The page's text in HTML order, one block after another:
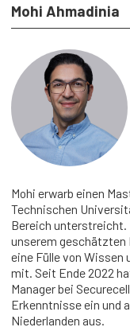
Mohi Ahmadinia
Mohi erwarb einen
Technischen
Bereich unterstreicht.
unserem geschätzten
eine Fülle von
mit. Seit Ende 2022
Manager bei
Erkenntnisse ein und
Niederlanden aus.